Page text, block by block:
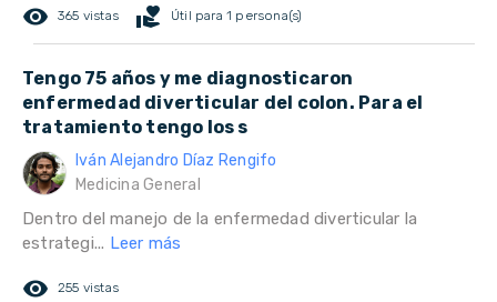
remove_red_eye 365 vistas volunteer_activism Útil para 1 persona(s)
Tengo 75 años y me diagnosticaron
enfermedad diverticular del colon. Para el
tratamiento tengo los s
Iván Alejandro Díaz Rengifo
Medicina General
Dentro del manejo de la enfermedad diverticular la
estrategi... Leer más
remove_red_eye 255 vistas